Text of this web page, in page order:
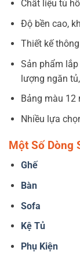
Chất liệu tủ
Độ bền cao,
Thiết kế
Sản phẩm
lượng ngăn
Bảng màu 12
Nhiều lựa
Một Số Dòng
Ghế
Bàn
Sofa
Kệ Tủ
Phụ Kiện